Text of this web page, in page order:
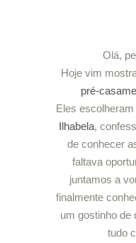
Olá,
Hoje vim
pré-
Eles
Ilhabela,
de conhecer
faltava
juntamos a
finalmente
um gostinho de
tudo